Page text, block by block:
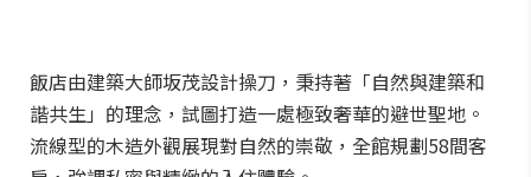
飯店由建築大師坂茂設計操刀，秉持著「自然與建築和
諧共生」的理念，試圖打造一處極致奢華的避世聖地。
流線型的木造外觀展現對自然的崇敬，全館規劃58間客